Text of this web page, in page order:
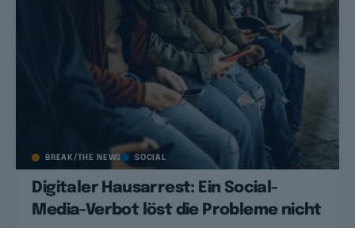
BREAK/THE NEWS SOCIAL
Digitaler Hausarrest: Ein Social-
Media-Verbot löst die Probleme nicht